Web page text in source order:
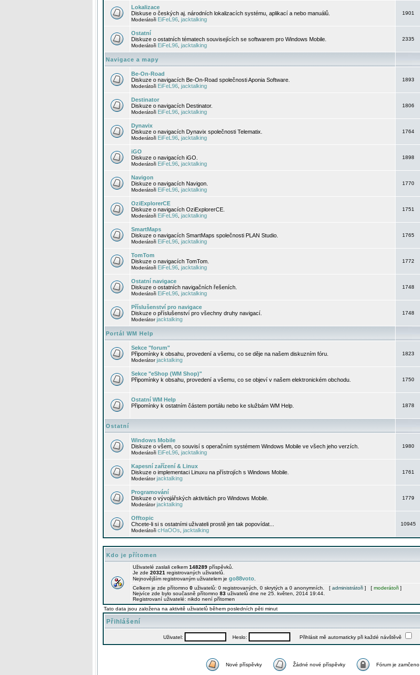
Lokalizace
Diskuse o českých aj. národních lokalizacích systému, aplikací a nebo manuálů.
Moderátoři EiFeL96 jacktalking
1901
Ostatní
Diskuze o ostatních tématech souvisejících se softwarem pro Windows Mobile.
Moderátoři EiFeL96 jacktalking
2335
Navigace a mapy
Be-On-Road
Diskuze o navigacích Be-On-Road společnosti Aponia Software.
Moderátoři EiFeL96 jacktalking
1893
Destinator
Diskuze o navigacích Destinator.
Moderátoři EiFeL96 jacktalking
1806
Dynavix
Diskuze o navigacích Dynavix společnosti Telematix.
Moderátoři EiFeL96 jacktalking
1764
iGO
Diskuze o navigacích iGO.
Moderátoři EiFeL96 jacktalking
1898
Navigon
Diskuze o navigacích Navigon.
Moderátoři EiFeL96 jacktalking
1770
OziExplorerCE
Diskuze o navigacích OziExplorerCE.
Moderátoři EiFeL96 jacktalking
1751
SmartMaps
Diskuze o navigacích SmartMaps společnosti PLAN Studio.
Moderátoři EiFeL96 jacktalking
1765
TomTom
Diskuze o navigacích TomTom.
Moderátoři EiFeL96 jacktalking
1772
Ostatní navigace
Diskuze o ostatních navigačních řešeních.
Moderátoři EiFeL96 jacktalking
1748
Příslušenství pro navigace
Diskuze o příslušenství pro všechny druhy navigací.
Moderátorjacktalking
1748
Portál WM Help
Sekce "forum"
Připomínky k obsahu, provedení a všemu, co se děje na našem diskuzním fóru.
Moderátorjacktalking
1823
Sekce "eShop (WM Shop)"
Připomínky k obsahu, provedení a všemu, co se objeví v našem elektronickém obchodu.
1750
Ostatní WM Help
Připomínky k ostatním částem portálu nebo ke službám WM Help.
1878
Ostatní
Windows Mobile
Diskuze o všem, co souvisí s operačním systémem Windows Mobile ve všech jeho verzích.
Moderátoři EiFeL96 jacktalking
1980
Kapesní zařízení & Linux
Diskuze o implementaci Linuxu na přístrojích s Windows Mobile.
Moderátorjacktalking
1761
Programování
Diskuze o vývojářských aktivitách pro Windows Mobile.
Moderátorjacktalking
1779
Offtopic
Chcete-li si s ostatními uživateli prostě jen tak popovídat...
Moderátoři cHaOOs jacktalking
10945
Kdo je přítomen
Uživatelé zaslali celkem 148289 příspěvků.
Je zde 20321 registrovaných uživatelů.
Nejnovějším registrovaným uživatelem je go88voto
Celkem je zde přítomno 0 uživatelů: 0 registrovaných, 0 skrytých a 0 anonymních. [ administrátoři ] [ moderátoři ]
Nejvíce zde bylo současně přítomno 83 uživatelů dne ne 25. květen, 2014 19:44.
Registrovaní uživatelé: nikdo není přítomen
Tato data jsou založena na aktivitě uživatelů během posledních pěti minut
Přihlášení
Uživatel: Heslo: Přihlásit mě automaticky při každé návštěvě
Nové příspěvky Žádné nové příspěvky Fórum je zamčeno